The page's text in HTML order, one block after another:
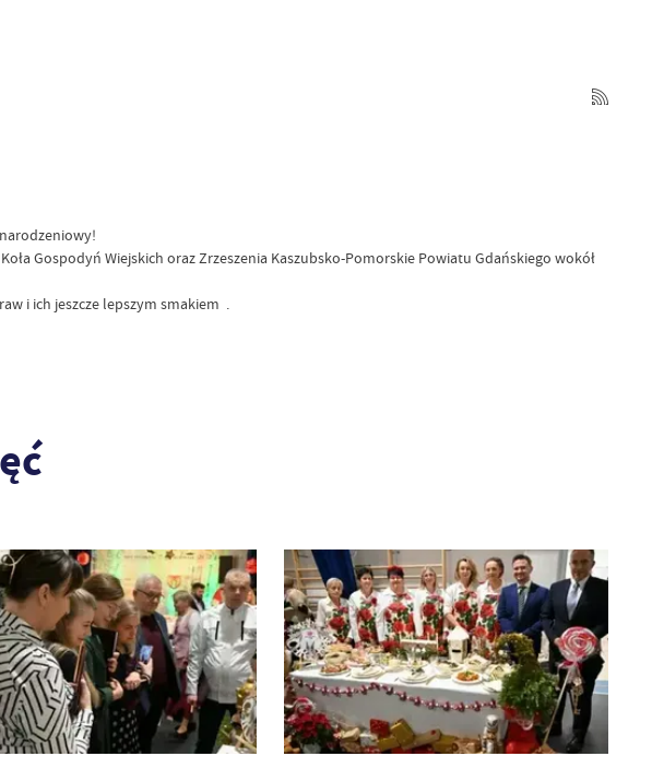
Gospodyń Wiejskich oraz Zrzeszenia Kaszubsko-Pomorskie Powiatu Gdańskiego wokół
i ich jeszcze lepszym smakiem .